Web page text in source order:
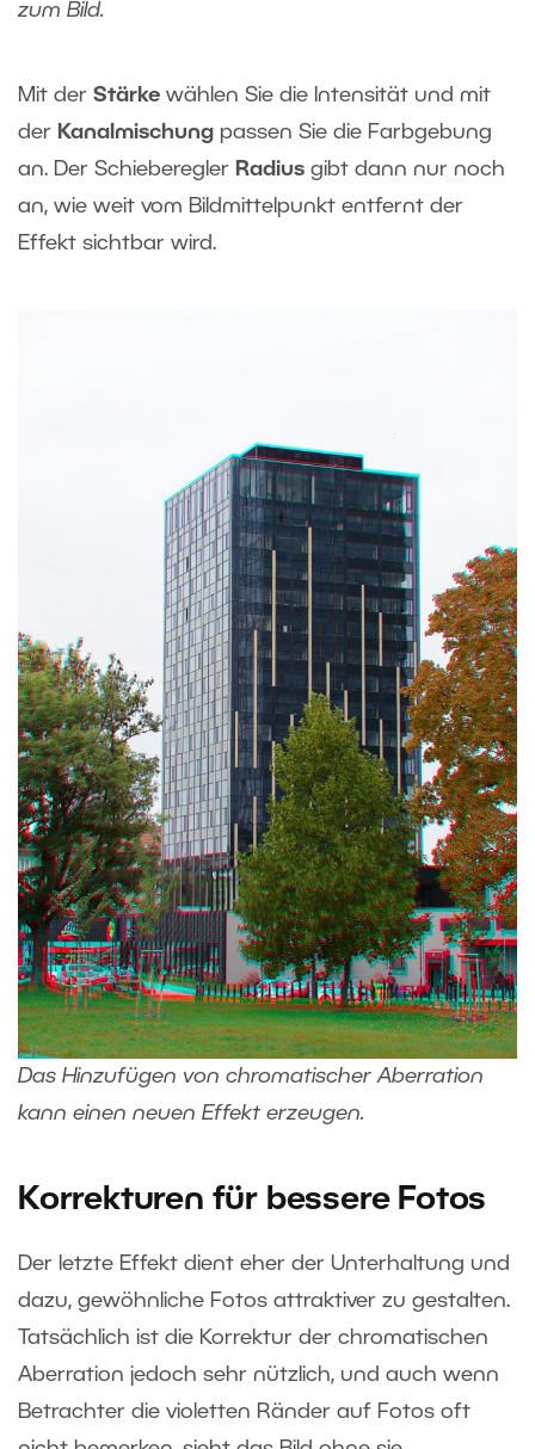
zum Bild.
Mit der Stärke wählen Sie die Intensität und mit
der Kanalmischung passen Sie die Farbgebung
an. Der Schieberegler Radius gibt dann nur noch
an, wie weit vom Bildmittelpunkt entfernt der
Effekt sichtbar wird.
Das Hinzufügen von chromatischer Aberration
kann einen neuen Effekt erzeugen.
Korrekturen für bessere Fotos
Der letzte Effekt dient eher der Unterhaltung und
dazu, gewöhnliche Fotos attraktiver zu gestalten.
Tatsächlich ist die Korrektur der chromatischen
Aberration jedoch sehr nützlich, und auch wenn
Betrachter die violetten Ränder auf Fotos oft